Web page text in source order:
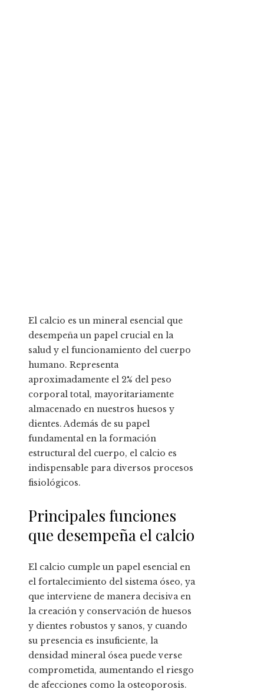
El calcio es un mineral esencial que
desempeña un papel crucial en la
salud y el funcionamiento del cuerpo
humano. Representa
aproximadamente el 2% del peso
corporal total, mayoritariamente
almacenado en nuestros huesos y
dientes. Además de su papel
fundamental en la formación
estructural del cuerpo, el calcio es
indispensable para diversos procesos
fisiológicos.
Principales funciones
que desempeña el calcio
El calcio cumple un papel esencial en
el fortalecimiento del sistema óseo, ya
que interviene de manera decisiva en
la creación y conservación de huesos
y dientes robustos y sanos, y cuando
su presencia es insuficiente, la
densidad mineral ósea puede verse
comprometida, aumentando el riesgo
de afecciones como la osteoporosis.